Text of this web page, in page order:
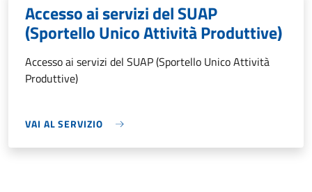
Accesso ai servizi del SUAP
(Sportello Unico Attività Produttive)
Accesso ai servizi del SUAP (Sportello Unico Attività
Produttive)
VAI AL SERVIZIO